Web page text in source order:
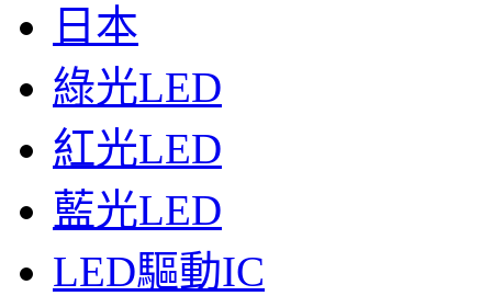
日本
綠光LED
紅光LED
藍光LED
LED驅動IC